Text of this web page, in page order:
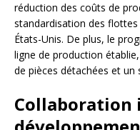
réduction des coûts de
standardisation des flottes
États-Unis. De plus, le
ligne de production
de pièces détachées et